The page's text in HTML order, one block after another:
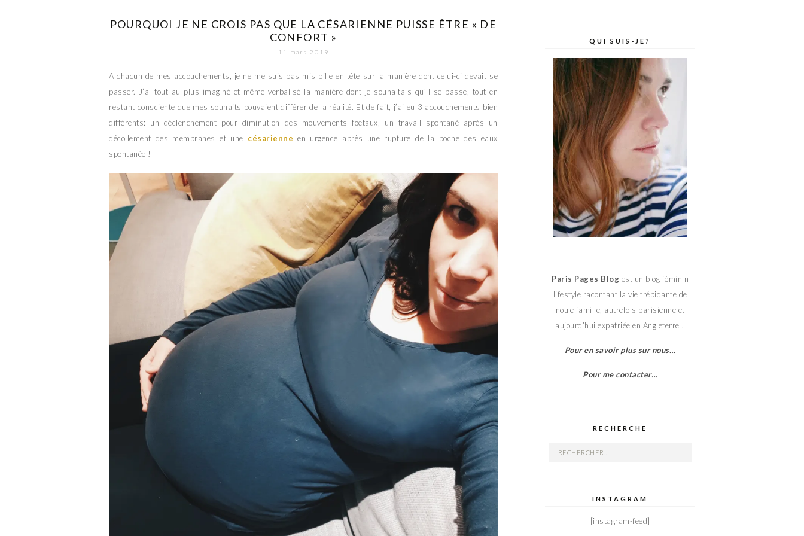
POURQUOI JE NE CROIS PAS QUE LA CÉSARIENNE PUISSE ÊTRE « DE
CONFORT »
11 mars 2019
A chacun de mes accouchements, je ne me suis pas mis bille en tête sur la manière dont celui-ci devait se
passer. J’ai tout au plus imaginé et même verbalisé la manière dont je souhaitais qu’il se passe, tout en
restant consciente que mes souhaits pouvaient différer de la réalité. Et de fait, j’ai eu 3 accouchements bien
différents: un déclenchement pour diminution des mouvements foetaux, un travail spontané après un
décollement des membranes et une césarienne en urgence après une rupture de la poche des eaux
spontanée !
QUI SUIS-JE?
Paris Pages Blog est un blog féminin
lifestyle racontant la vie trépidante de
notre famille, autrefois parisienne et
aujourd’hui expatriée en Angleterre !
Pour en savoir plus sur nous…
Pour me contacter…
RECHERCHE
Rechercher :
INSTAGRAM
[instagram-feed]